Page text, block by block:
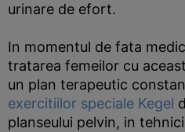
urinare de efort.
In momentul de fata
tratarea femeilor cu
un plan terapeutic
exercitiilor speciale Kegel
planseului pelvin, in